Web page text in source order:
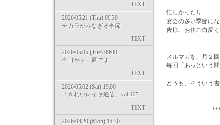
TEXT
2026/05/21 (Thu) 09:30
チカラがみなぎる季節
TEXT
2026/05/05 (Tue) 09:00
今日から、夏です
TEXT
2026/05/02 (Sat) 19:00
「きれいレイキ通信」vol.127
TEXT
2026/04/20 (Mon) 16:30
忙しかったり
宴会の多い季節に
皆様、お体ご自愛
メルマガを、月２
毎回「あっという
どうも、そういう
***